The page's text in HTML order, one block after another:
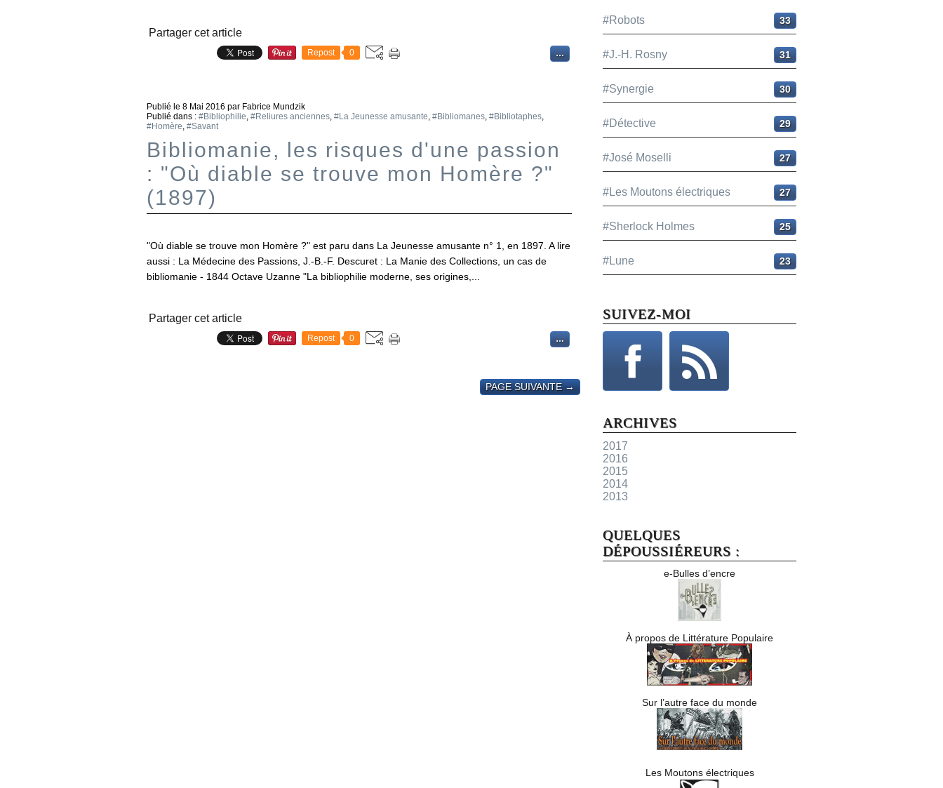
Partager cet article
Repost 0 …
Publié le 8 Mai 2016 par Fabrice Mundzik
Publié dans : #Bibliophilie, #Reliures anciennes, #La Jeunesse amusante, #Bibliomanes, #Bibliotaphes,
#Homère, #Savant
Bibliomanie, les risques d'une passion
: "Où diable se trouve mon Homère ?"
(1897)
"Où diable se trouve mon Homère ?" est paru dans La Jeunesse amusante n° 1, en 1897. A lire
aussi : La Médecine des Passions, J.-B.-F. Descuret : La Manie des Collections, un cas de
bibliomanie - 1844 Octave Uzanne "La bibliophilie moderne, ses origines,...
Partager cet article
Repost 0 …
PAGE SUIVANTE →
#Robots 33
#J.-H. Rosny 31
#Synergie 30
#Détective 29
#José Moselli 27
#Les Moutons électriques 27
#Sherlock Holmes 25
#Lune 23
SUIVEZ-MOI
ARCHIVES
2017
2016
2015
2014
2013
QUELQUES
DÉPOUSSIÉREURS :
e-Bulles d’encre
À propos de Littérature Populaire
Sur l’autre face du monde
Les Moutons électriques